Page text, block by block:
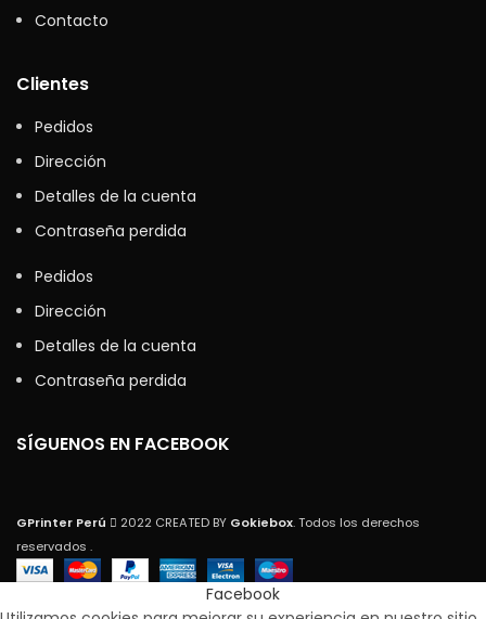
Contacto
Clientes
Pedidos
Dirección
Detalles de la cuenta
Contraseña perdida
Pedidos
Dirección
Detalles de la cuenta
Contraseña perdida
SÍGUENOS EN FACEBOOK
GPrinter Perú 2022 CREATED BY Gokiebox. Todos los derechos
reservados .
Facebook